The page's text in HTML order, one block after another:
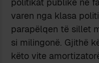
politikat publike në
varen nga klasa
parapëlqen të sillet
si milingonë. Gjithë
këto vite